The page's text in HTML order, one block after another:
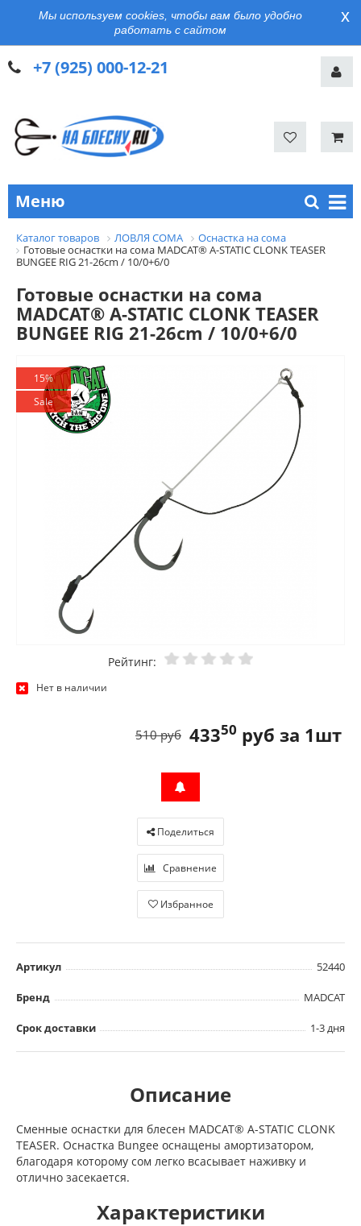
Мы используем cookies, чтобы вам было удобно
работать с сайтом
x
+7 (925) 000-12-21
Меню
Каталог товаров ЛОВЛЯ СОМА
Оснастка на сома
Готовые оснастки на сома MADCAT® A-STATIC CLONK TEASER
BUNGEE RIG 21-26cm / 10/0+6/0
Готовые оснастки на сома
MADCAT® A-STATIC CLONK TEASER
BUNGEE RIG 21-26cm / 10/0+6/0
15%
Sale
Рейтинг:
Нет в наличии
43350 руб за 1шт
510 руб
Поделиться
Сравнение
Избранное
Артикул 52440
Бренд MADCAT
Срок доставки 1-3 дня
Описание
Сменные оснастки для блесен MADCAT® A-STATIC CLONK
TEASER. Оснастка Bungee оснащены амортизатором,
благодаря которому сом легко всасывает наживку и
отлично засекается.
Характеристики